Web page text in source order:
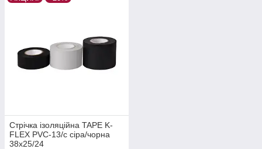
Стрічка ізоляційна TAPE K-
FLEX PVC-13/с сіра/чорна
38х25/24